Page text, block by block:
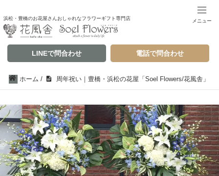
浜松・豊橋のお花屋さんおしゃれなフラワーギフト専門店
LINEで問合わせ 電話で問合わせ
メニュー
ホーム / 周年祝い｜豊橋・浜松の花屋「Soel Flowers/花風舎」